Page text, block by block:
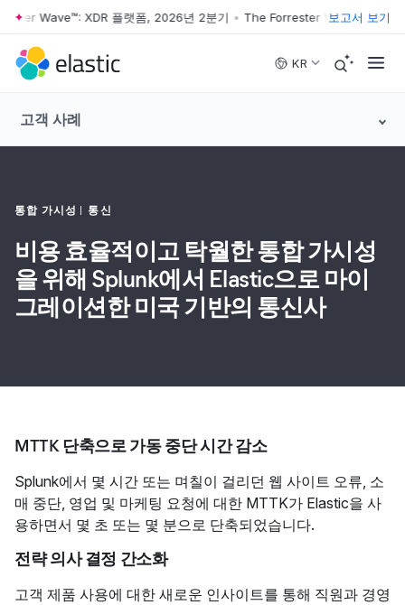
Skip to main content
Wave™: XDR 플랫폼, 2026년 2분기 • The Forrester Wave™: XDR
보고서 보기
KR
고객 사례
통합 가시성 통신
비용 효율적이고 탁월한 통합 가시성
을 위해 Splunk에서 Elastic으로 마이
그레이션한 미국 기반의 통신사
MTTK 단축으로 가동 중단 시간 감소
Splunk에서 몇 시간 또는 며칠이 걸리던 웹 사이트 오류, 소
매 중단, 영업 및 마케팅 요청에 대한 MTTK가 Elastic을 사
용하면서 몇 초 또는 몇 분으로 단축되었습니다.
전략 의사 결정 간소화
고객 제품 사용에 대한 새로운 인사이트를 통해 직원과 경영